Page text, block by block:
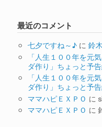
最近のコメント
七夕ですね～♪に 鈴
「人生１００年を元
ダ作り」ちょっと予
「人生１００年を元
ダ作り」ちょっと予
ママハピＥＸＰＯ に
ママハピＥＸＰＯ に